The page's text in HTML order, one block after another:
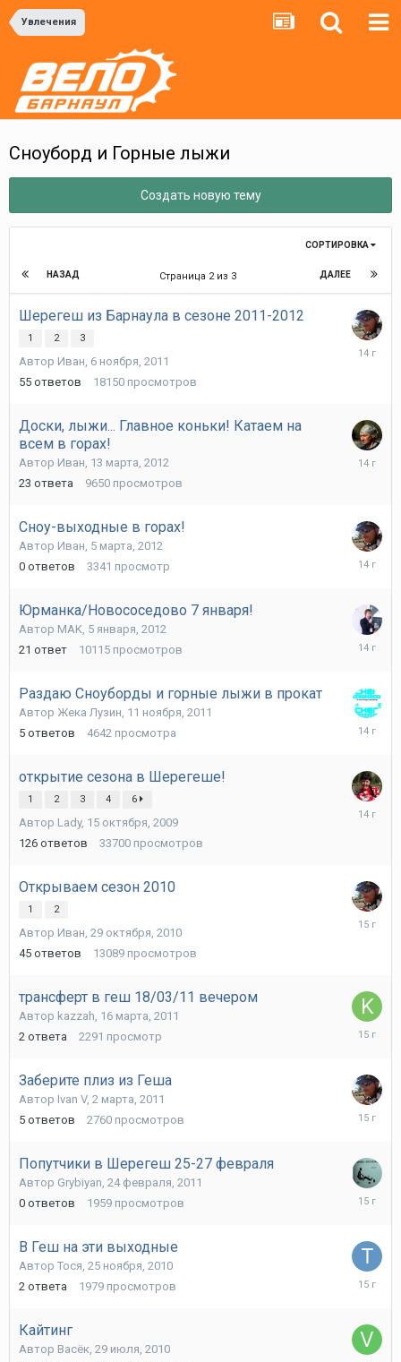
Увлечения
Сноуборд и Горные лыжи
Создать новую тему
СОРТИРОВКА
НАЗАД ДАЛЕЕ
Страница 2 из 3
Шерегеш из Барнаула в сезоне 2011-2012
1 2 3
Автор Иван, 6 ноября, 2011
55 ответов 18150 просмотров
28
Доски, лыжи... Главное коньки! Катаем на
всем в горах!
Автор Иван, 13 марта, 2012
23 ответа 9650 просмотров
21
Сноу-выходные в горах!
Автор Иван, 5 марта, 2012
0 ответов 3341 просмотр
Юрманка/Новососедово 7 января!
Автор MAK, 5 января, 2012
21 ответ 10115 просмотров
16
Раздаю Сноуборды и горные лыжи в прокат
Автор Жека Лузин, 11 ноября, 2011
5 ответов 4642 просмотра
28
открытие сезона в Шерегеше!
1 2 3 4 6
Автор Lady, 15 октября, 2009
126 ответов 33700 просмотров
Открываем сезон 2010
1 2
Автор Иван, 29 октября, 2010
45 ответов 13089 просмотров
11
трансферт в геш 18/03/11 вечером
Автор kazzah, 16 марта, 2011
2 ответа 2291 просмотр
16
Заберите плиз из Геша
Автор Ivan V, 2 марта, 2011
5 ответов 2760 просмотров
Попутчики в Шерегеш 25-27 февраля
Автор Grybiyan, 24 февраля, 2011
0 ответов 1959 просмотров
24
В Геш на эти выходные
Автор Тося, 25 ноября, 2010
2 ответа 1979 просмотров
26
Кайтинг
Автор Васёк, 29 июля, 2010